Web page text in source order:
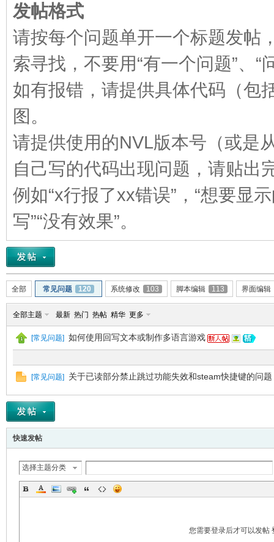
VL发帖格式
请按每个问题单开一个标题发帖
索寻找，不要用“有一个问题”、
如有报错，请提供具体代码（包
图。
请提供使用的NVL版本号（或是
自己写的代码出现问题，请贴出
例如“x行报了xx错误”，“想要显
写”“没有效果”。
全部 常见问题 120 系统修改 103 脚本编辑 113 界面编辑
全部主题 最新 热门 热帖 精华 更多
[常见问题] 如何使用回写文本或制作多语言游戏
[常见问题] 关于已读部分禁止跳过功能失效和steam快捷键的问题
快速发帖
选择主题分类
您需要登录后才可以发帖